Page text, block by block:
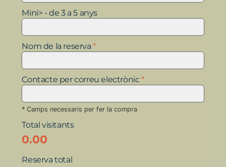
Mini> - de 3 a 5 anys
Nom de la reserva*
Contacte per correu electrònic*
* Camps necessaris per fer la compra
Total visitants
0.00
Reserva total